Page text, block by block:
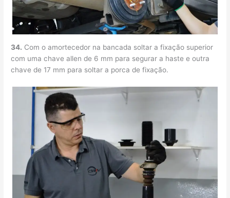
34. Com o amortecedor na bancada soltar a fixação superior
com uma chave allen de 6 mm para segurar a haste e outra
chave de 17 mm para soltar a porca de fixação.